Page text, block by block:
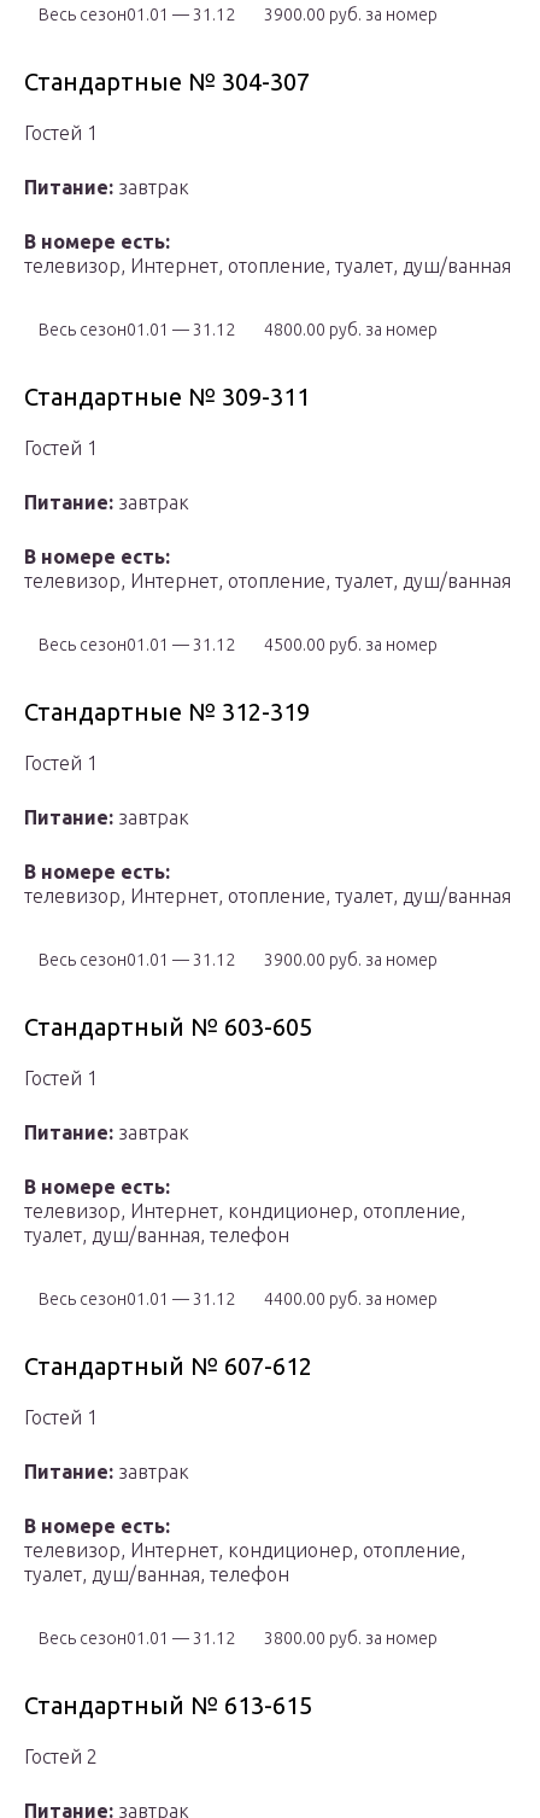
Весь сезон01.01 — 31.12 3900.00 руб. за номер
Стандартные № 304-307
Гостей 1
Питание: завтрак
В номере есть:
телевизор, Интернет, отопление, туалет, душ/ванная
Весь сезон01.01 — 31.12 4800.00 руб. за номер
Стандартные № 309-311
Гостей 1
Питание: завтрак
В номере есть:
телевизор, Интернет, отопление, туалет, душ/ванная
Весь сезон01.01 — 31.12 4500.00 руб. за номер
Стандартные № 312-319
Гостей 1
Питание: завтрак
В номере есть:
телевизор, Интернет, отопление, туалет, душ/ванная
Весь сезон01.01 — 31.12 3900.00 руб. за номер
Стандартный № 603-605
Гостей 1
Питание: завтрак
В номере есть:
телевизор, Интернет, кондиционер, отопление,
туалет, душ/ванная, телефон
Весь сезон01.01 — 31.12 4400.00 руб. за номер
Стандартный № 607-612
Гостей 1
Питание: завтрак
В номере есть:
телевизор, Интернет, кондиционер, отопление,
туалет, душ/ванная, телефон
Весь сезон01.01 — 31.12 3800.00 руб. за номер
Стандартный № 613-615
Гостей 2
Питание: завтрак